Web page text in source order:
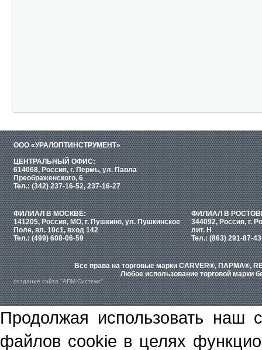
ООО «УРАЛОПТИНСТРУМЕНТ»
ЦЕНТРАЛЬНЫЙ ОФИС:
614068, Россия, г. Пермь, ул. Павла
Преображенского, 6
Тел.: (342) 237-16-52, 237-16-27
ФИЛИАЛ В МОСКВЕ:
141205, Россия, МО, г. Пушкино, ул. Пушкинское
Поле, вл. 10с1, вход 142
Тел.: (499) 608-06-59
ФИЛИАЛ В
344092, Россия, г.
лит. Н
Тел.: (863) 291-87-43
Все права на торговые марки CARVER®, ПАРМА®,
Любое использование торговой марки
создание сайта "АПМ-Системс"
Продолжая использовать наш
файлов cookie в целях